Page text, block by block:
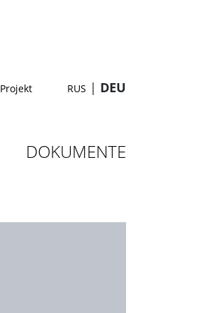
Projekt RUS | DEU
DOKUMENTE